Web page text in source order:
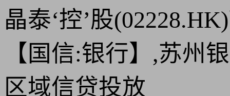
晶泰‘控’股
【国信:银行】,苏州
区域信贷投放